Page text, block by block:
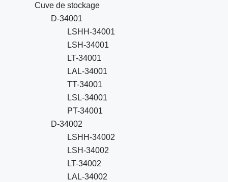
Cuve de stockage
D-34001
LSHH-34001
LSH-34001
LT-34001
LAL-34001
TT-34001
LSL-34001
PT-34001
D-34002
LSHH-34002
LSH-34002
LT-34002
LAL-34002